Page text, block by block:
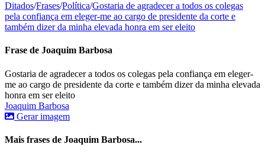
Ditados/Frases/Política/Gostaria de agradecer a todos os colegas
pela confiança em eleger-me ao cargo de presidente da corte e
também dizer da minha elevada honra em ser eleito
Frase de Joaquim Barbosa
Gostaria de agradecer a todos os colegas pela confiança em eleger-
me ao cargo de presidente da corte e também dizer da minha elevada
honra em ser eleito
Joaquim Barbosa
Gerar imagem
Mais frases de Joaquim Barbosa...